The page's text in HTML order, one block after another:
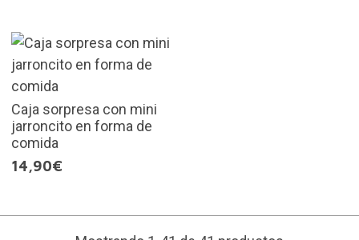
Caja sorpresa con mini
jarroncito en forma de
comida
14,90€